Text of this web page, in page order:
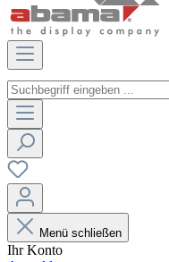
Menü schließen
Ihr Konto